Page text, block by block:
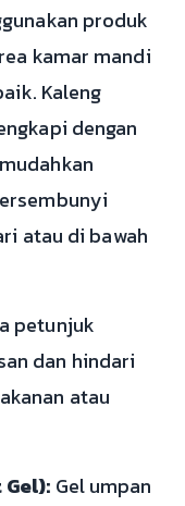
produk
kamar mandi
Kaleng
dengan
atau di bawah
petunjuk
dan hindari
atau
Gel umpan